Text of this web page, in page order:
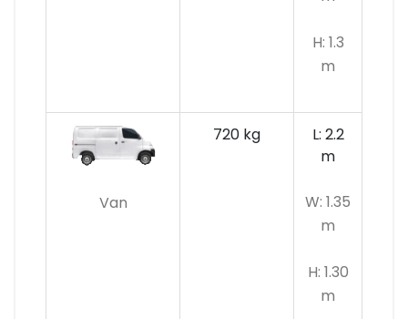
H: 1.3
m
Van
720 kg
L: 2.2
m
W: 1.35
m
H: 1.30
m